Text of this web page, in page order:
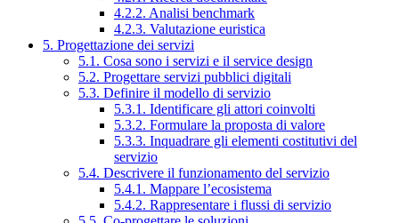
4.2.2. Analisi benchmark
4.2.3. Valutazione euristica
5. Progettazione dei servizi
5.1. Cosa sono i servizi e il service design
5.2. Progettare servizi pubblici digitali
5.3. Definire il modello di servizio
5.3.1. Identificare gli attori coinvolti
5.3.2. Formulare la proposta di valore
5.3.3. Inquadrare gli elementi costitutivi del
servizio
5.4. Descrivere il funzionamento del servizio
5.4.1. Mappare l’ecosistema
5.4.2. Rappresentare i flussi di servizio